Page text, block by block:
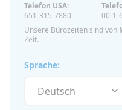
Sprache:
Telefon USA:
651-315-7880
00-1-
Unsere Bürozeiten sind von
Zeit.